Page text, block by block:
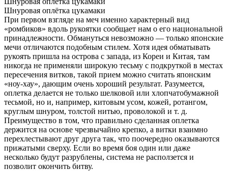
Шнуровая оплётка цукамаки
При первом взгляде на меч именно характерный вид
«ромбиков» вдоль рукоятки сообщает нам о его национальной
принадлежности. Обмануться невозможно — только японские
мечи отличаются подобным стилем. Хотя идея обматывать
рукоять пришла на острова с запада, из Кореи и Китая, там
никогда не применяли широкую тесьму с подкруткой в местах
пересечения витков, такой прием можно считать японским
«ноу-хау», дающим очень хороший результат. Разумеется,
оплетка делается не только шелковой или хлопчатобумажной
тесьмой, но и, например, китовым усом, кожей, ротангом,
круглым шнуром, толстой нитью, проволокой и т. д.
Преимущество в том, что правильно сделанная оплетка
держится на основе чрезвычайно крепко, а витки взаимно
перехлестывают друг друга так, что поочередно оказываются
прижатыми сверху. Если во время боя один или даже
несколько будут разрублены, система не расползется и
позволит окончить битву.